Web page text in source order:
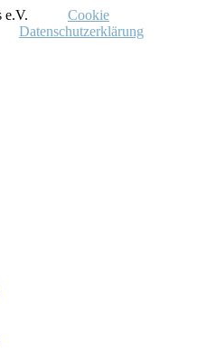
e.V.
Cookie
Datenschutzerklärung